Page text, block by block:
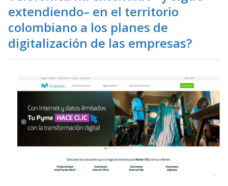
extendiendo– en el territorio
colombiano a los planes de
digitalización de las empresas?